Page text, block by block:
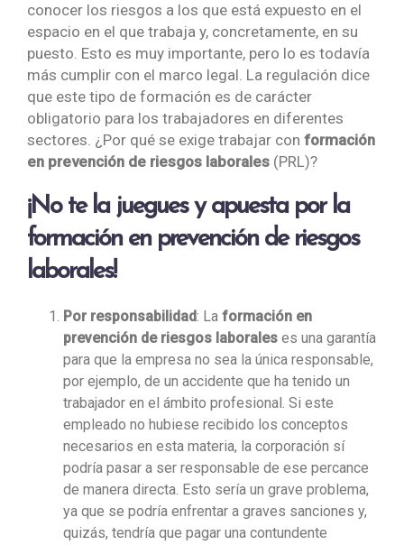
conocer los riesgos a los que está expuesto en el
espacio en el que trabaja y, concretamente, en su
puesto. Esto es muy importante, pero lo es todavía
más cumplir con el marco legal. La regulación dice
que este tipo de formación es de carácter
obligatorio para los trabajadores en diferentes
sectores. ¿Por qué se exige trabajar con formación
en prevención de riesgos laborales (PRL)?
¡No te la juegues y apuesta por la
formación en prevención de riesgos
laborales!
Por responsabilidad: La formación en
prevención de riesgos laborales es una garantía
para que la empresa no sea la única responsable,
por ejemplo, de un accidente que ha tenido un
trabajador en el ámbito profesional. Si este
empleado no hubiese recibido los conceptos
necesarios en esta materia, la corporación sí
podría pasar a ser responsable de ese percance
de manera directa. Esto sería un grave problema,
ya que se podría enfrentar a graves sanciones y,
quizás, tendría que pagar una contundente